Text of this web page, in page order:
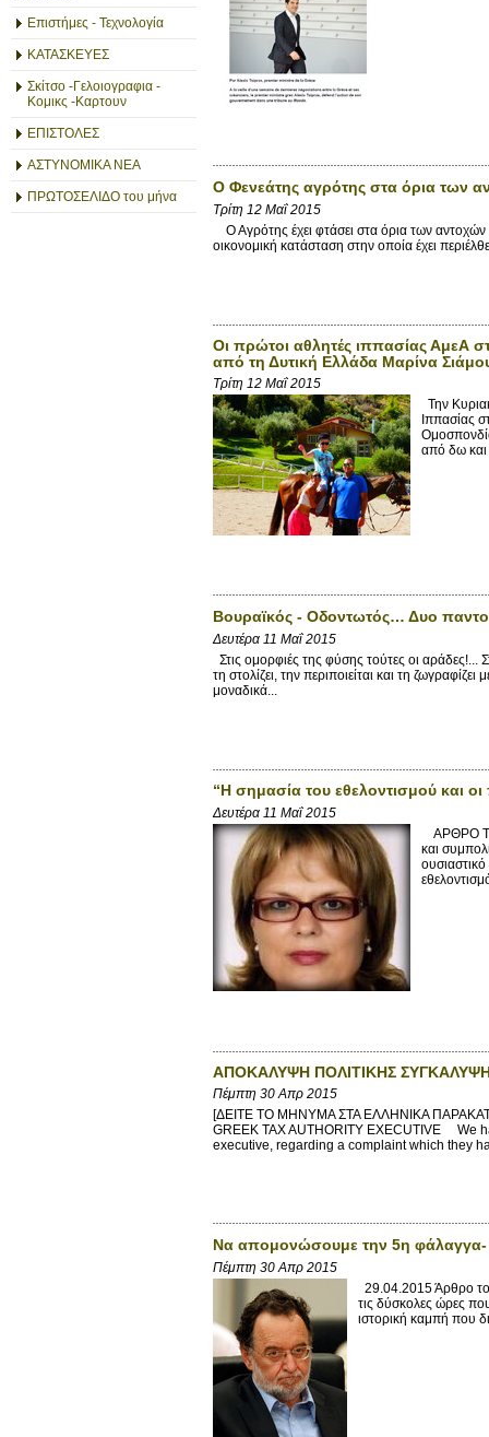
Επιστήμες - Τεχνολογία
ΚΑΤΑΣΚΕΥΕΣ
Σκίτσο -Γελοιογραφια -
Κομικς -Καρτουν
ΕΠΙΣΤΟΛΕΣ
ΑΣΤΥΝΟΜΙΚΑ ΝΕΑ
ΠΡΩΤΟΣΕΛΙΔΟ του μήνα
O Φενεάτης αγρότης στα όρια των
Τρίτη 12 Μαΐ 2015
Ο Αγρότης έχει φτάσει στα όρια των αντοχών
οικονομική κατάσταση στην οποία έχει
Οι πρώτοι αθλητές ιππασίας ΑμεΑ
από τη Δυτική Ελλάδα Μαρίνα
Τρίτη 12 Μαΐ 2015
Την
Ιππασίας
από δω και
Βουραϊκός - Οδοντωτός… Δυο
Δευτέρα 11 Μαΐ 2015
Στις ομορφιές της φύσης τούτες οι
τη στολίζει, την περιποιείται και τη
μοναδικά...
“Η σημασία του εθελοντισμού και
Δευτέρα 11 Μαΐ 2015
ΑΡΘΡΟ
και
ΑΠΟΚΑΛΥΨΗ ΠΟΛΙΤΙΚΗΣ
Πέμπτη 30 Απρ 2015
[ΔΕΙΤΕ ΤΟ ΜΗΝΥΜΑ ΣΤΑ ΕΛΛΗΝΙΚΑ
GREEK TAX AUTHORITY EXECUTIVE We
executive, regarding a complaint which they
Να απομονώσουμε την 5η
Πέμπτη 30 Απρ 2015
29.04.2015 Άρθρο
τις δύσκολες ώρες
ιστορική καμπή που